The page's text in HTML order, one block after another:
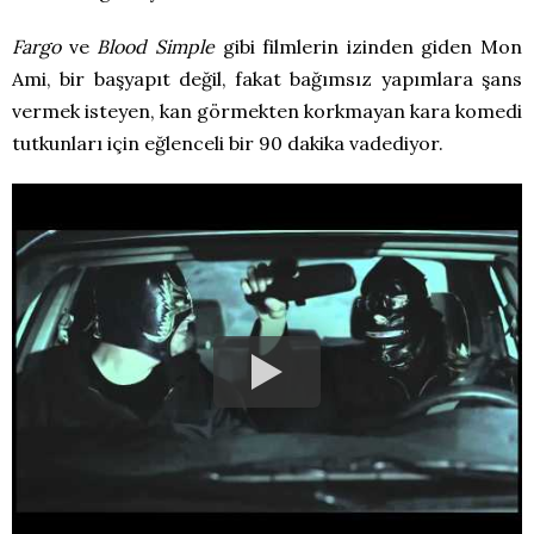
Fargove Blood Simplegibi filmlerin izinden giden Mon
Ami, bir başyapıt değil, fakat bağımsız yapımlara şans
vermek isteyen, kan görmekten korkmayan kara komedi
tutkunları için eğlenceli bir 90 dakika vadediyor.